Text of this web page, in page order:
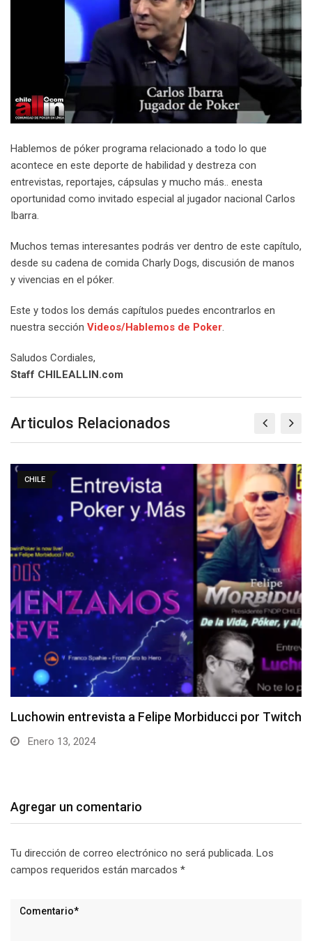
Hablemos de póker programa relacionado a todo lo que
acontece en este deporte de habilidad y destreza con
entrevistas, reportajes, cápsulas y mucho más.. enesta
oportunidad como invitado especial al jugador nacional Carlos
Ibarra.
Muchos temas interesantes podrás ver dentro de este capítulo,
desde su cadena de comida Charly Dogs, discusión de manos
y vivencias en el póker.
Este y todos los demás capítulos puedes encontrarlos en
nuestra sección Videos/Hablemos de Poker.
Saludos Cordiales,
Staff CHILEALLIN.com
Articulos Relacionados
Twitch
CHILE
Entrevista a Roberto “xstardownx”
Diciembre 11, 2023
Agregar un comentario
Tu dirección de correo electrónico no será publicada. Los
campos requeridos están marcados *